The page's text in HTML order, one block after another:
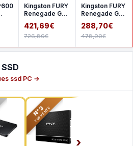
2
Kingston FURY
Renegade G5
2 To
421,69€
726,80€
Kingston FURY
Renegade G5 -
1 To
288,70€
478,90€
ssd PC →
N°3
TOP VENTE